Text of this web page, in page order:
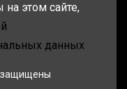
этом сайте,
данных
защищены